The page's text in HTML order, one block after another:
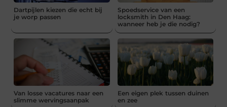
Dartpijlen kiezen die echt bij
je worp passen
Spoedservice van een
locksmith in Den Haag:
wanneer heb je die nodig?
Van losse vacatures naar een
slimme wervingsaanpak
Een eigen plek tussen duinen
en zee